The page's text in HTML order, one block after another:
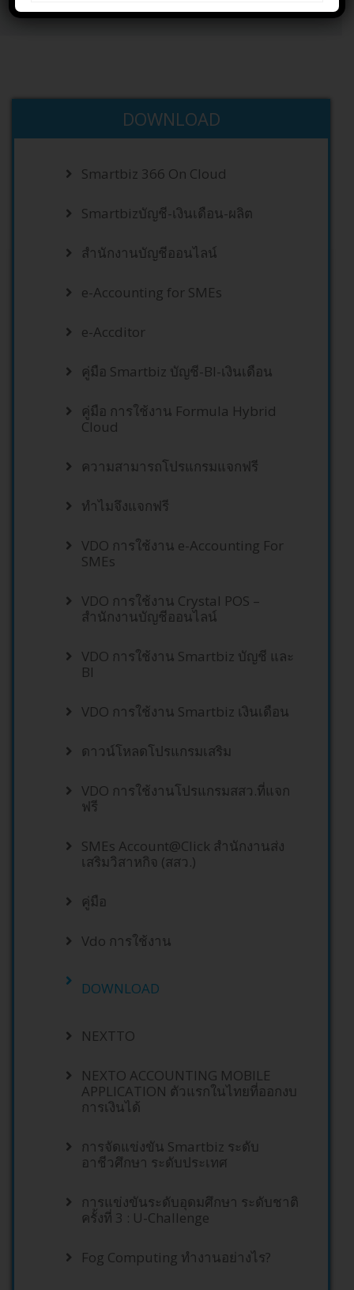
Home
DOWNLOAD
Smartbiz 366 On Cloud
Smartbizบัญชี-เงินเดือน-ผลิต
สำนักงานบัญชีออนไลน์
e-Accounting for SMEs
e-Accditor
คู่มือ Smartbiz บัญชี-BI-เงินเดือน
คู่มือ การใช้งาน Formula Hybrid
Cloud
ความสามารถโปรแกรมแจกฟรี
ทำไมจึงแจกฟรี
VDO การใช้งาน e-Accounting For
SMEs
VDO การใช้งาน Crystal POS –
สำนักงานบัญชีออนไลน์
VDO การใช้งาน Smartbiz บัญชี และ
BI
VDO การใช้งาน Smartbiz เงินเดือน
ดาวน์โหลดโปรแกรมเสริม
VDO การใช้งานโปรแกรมสสว.ที่แจก
ฟรี
SMEs Account@Click สำนักงานส่ง
เสริมวิสาหกิจ (สสว.)
คู่มือ
Vdo การใช้งาน
DOWNLOAD
NEXTTO
NEXTO ACCOUNTING MOBILE
APPLICATION ตัวแรกในไทยที่ออกงบ
การเงินได้
การจัดแข่งขัน Smartbiz ระดับ
อาชีวศึกษา ระดับประเทศ
การแข่งขันระดับอุดมศึกษา ระดับชาติ
ครั้งที่ 3 : U-Challenge
Fog Computing ทำงานอย่างไร?